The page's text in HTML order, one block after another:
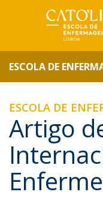
ESCOLA DE
ESCOLA DE
Artigo